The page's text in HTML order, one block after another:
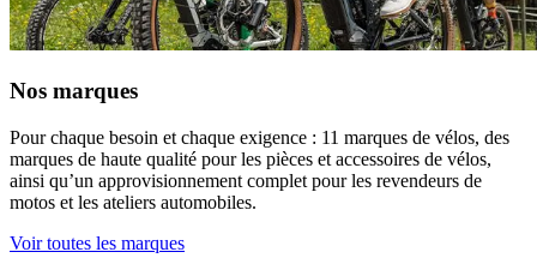
Nos marques
Pour chaque besoin et chaque exigence : 11 marques de vélos, des
marques de haute qualité pour les pièces et accessoires de vélos,
ainsi qu’un approvisionnement complet pour les revendeurs de
motos et les ateliers automobiles.
Voir toutes les marques